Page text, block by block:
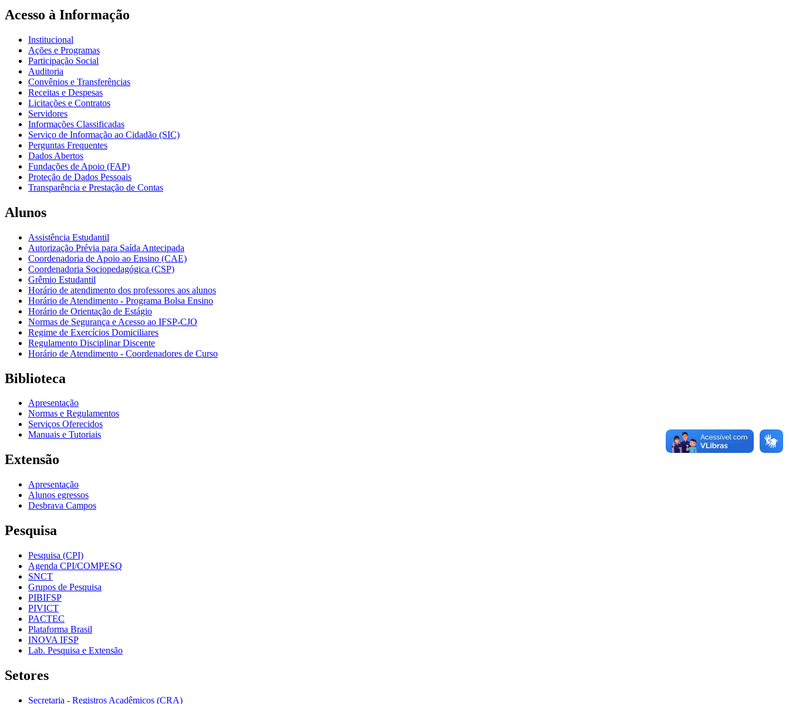
Acesso à Informação
Institucional
Ações e Programas
Participação Social
Auditoria
Convênios e Transferências
Receitas e Despesas
Licitações e Contratos
Servidores
Informações Classificadas
Serviço de Informação ao Cidadão (SIC)
Perguntas Frequentes
Dados Abertos
Fundações de Apoio (FAP)
Proteção de Dados Pessoais
Transparência e Prestação de Contas
Alunos
Assistência Estudantil
Autorização Prévia para Saída Antecipada
Coordenadoria de Apoio ao Ensino (CAE)
Coordenadoria Sociopedagógica (CSP)
Grêmio Estudantil
Horário de atendimento dos professores aos alunos
Horário de Atendimento - Programa Bolsa Ensino
Horário de Orientação de Estágio
Normas de Segurança e Acesso ao IFSP-CJO
Regime de Exercícios Domiciliares
Regulamento Disciplinar Discente
Horário de Atendimento - Coordenadores de Curso
Biblioteca
Apresentação
Normas e Regulamentos
Serviços Oferecidos
Manuais e Tutoriais
Extensão
Apresentação
Alunos egressos
Desbrava Campos
Pesquisa
Pesquisa (CPI)
Agenda CPI/COMPESQ
SNCT
Grupos de Pesquisa
PIBIFSP
PIVICT
PACTEC
Plataforma Brasil
INOVA IFSP
Lab. Pesquisa e Extensão
Setores
Secretaria - Registros Acadêmicos (CRA)